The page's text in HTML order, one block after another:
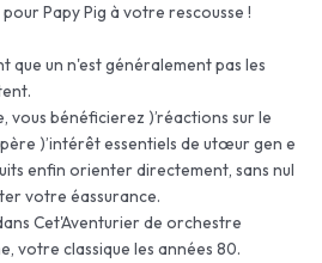
pour Papy Pig à votre rescousse !
que un n'est généralement pas les
vous bénéficierez )’réactions sur le
)’intérêt essentiels de utœur gen e
enfin orienter directement, sans nul
votre éassurance.
Cet'Aventurier de orchestre
votre classique les années 80.